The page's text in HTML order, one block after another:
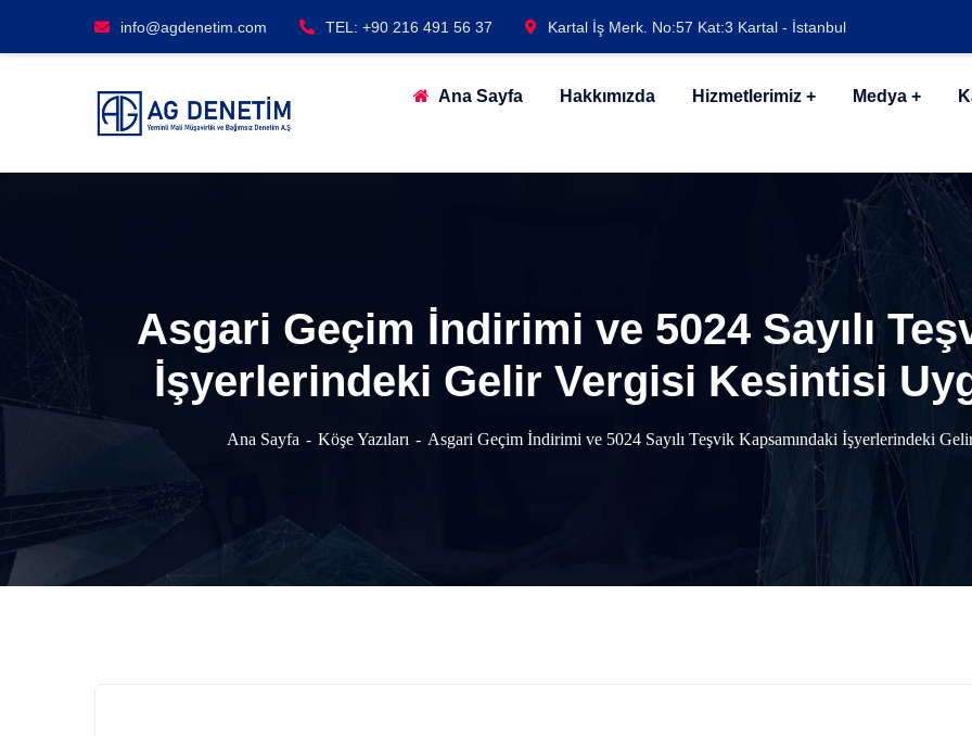
info@agdenetim.com TEL: +90 216 491 56 37 Kartal İş Merk. No:57 Kat:3 Kartal - İstanbul
Ana Sayfa Hakkımızda Hizmetlerimiz Medya
Asgari Geçim İndirimi ve 5024 Sayılı
İşyerlerindeki Gelir Vergisi Kesintisi
Ana Sayfa Köşe Yazıları Asgari Geçim İndirimi ve 5024 Sayılı Teşvik Kapsamındaki İşyerlerindeki